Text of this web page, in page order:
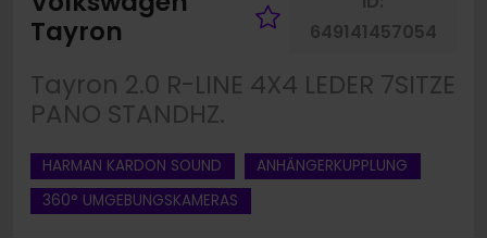
Tayron
Fahrzeug
649141457054
Tayron 2.0 R-LINE 4X4 LEDER 7SITZE
PANO STANDHZ.
HARMAN KARDON SOUND
ANHÄNGERKUPPLUNG
360° UMGEBUNGSKAMERAS